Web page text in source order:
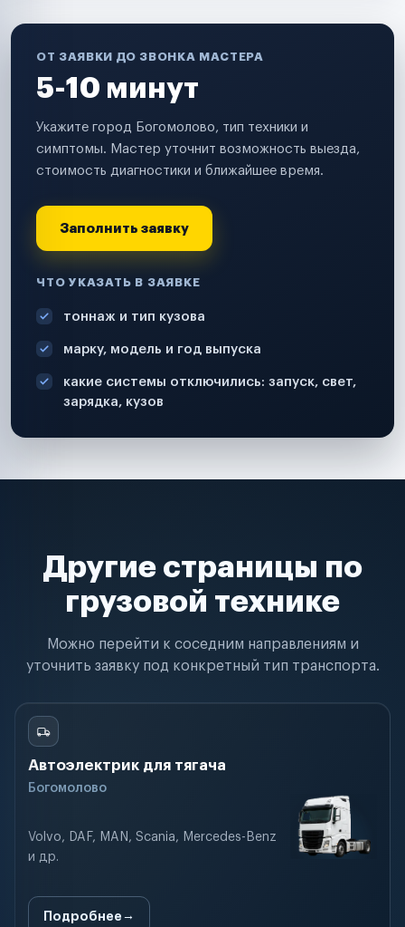
ОТ ЗАЯВКИ ДО ЗВОНКА МАСТЕРА
5-10 минут
Укажите город Богомолово, тип техники и
симптомы. Мастер уточнит возможность выезда,
стоимость диагностики и ближайшее время.
Заполнить заявку
ЧТО УКАЗАТЬ В ЗАЯВКЕ
тоннаж и тип кузова
марку, модель и год выпуска
какие системы отключились: запуск, свет,
зарядка, кузов
Другие страницы по
грузовой технике
Можно перейти к соседним направлениям и
уточнить заявку под конкретный тип транспорта.
Автоэлектрик для тягача
Богомолово
Volvo, DAF, MAN, Scania, Mercedes-Benz
и др.
Подробнее